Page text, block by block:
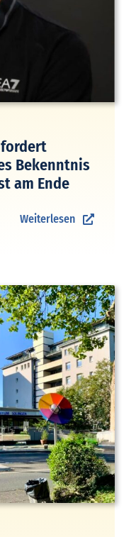
fordert
Bekenntnis
am Ende
Weiterlesen